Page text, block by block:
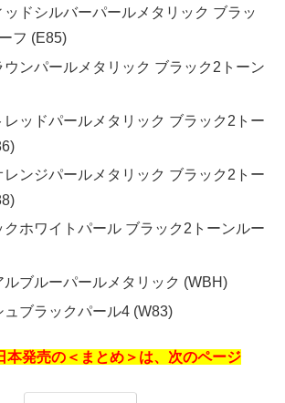
ッドシルバーパールメタリック ブラッ
フ (E85)
ウンパールメタリック ブラック2トーン
レッドパールメタリック ブラック2トー
レンジパールメタリック ブラック2トー
クホワイトパール ブラック2トーンルー
ルブルーパールメタリック (WBH)
ュブラックパール4 (W83)
本発売の＜まとめ＞は、次のページ